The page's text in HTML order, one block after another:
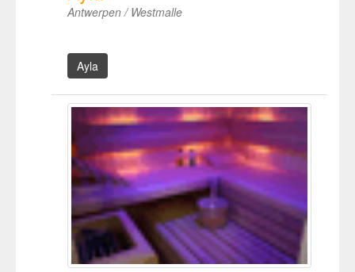
Antwerpen / Westmalle
Ayla